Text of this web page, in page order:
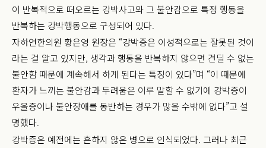
이 반복적으로 떠오르는 강박사고와 그 불안감으로 특정 행동을
반복하는 강박행동으로 구성되어 있다.
자하연한의원 황은영 원장은 “강박증은 이성적으로는 잘못된 것이
라는 걸 알고 있지만, 생각과 행동을 반복하지 않으면 견딜 수 없는
불안함 때문에 계속해서 하게 된다는 특징이 있다”며 “이 때문에
환자가 느끼는 불안감과 두려움은 이루 말할 수 없기에 강박증이
우울증이나 불안장애를 동반하는 경우가 많을 수밖에 없다”고 설
명했다.
강박증은 예전에는 흔하지 않은 병으로 인식되었다. 그러나 최근